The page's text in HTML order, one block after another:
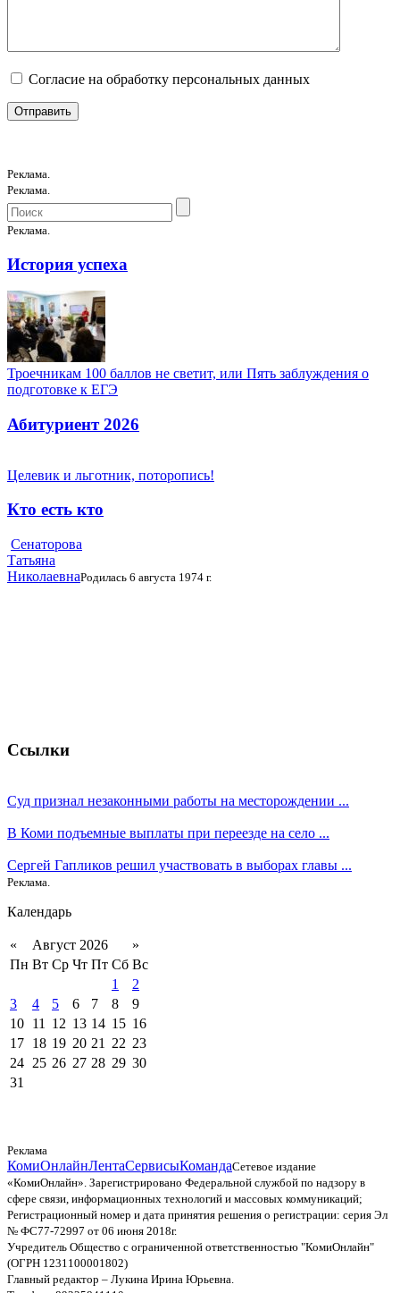
Согласие на обработку персональных данных
Реклама.
Реклама.
Реклама.
История успеха
Троечникам 100 баллов не светит, или Пять заблуждения о
подготовке к ЕГЭ
Абитуриент 2026
Целевик и льготник, поторопись!
Кто есть кто
Сенаторова
Татьяна
НиколаевнаРодилась 6 августа 1974 г.
Ссылки
Суд признал незаконными работы на месторождении ...
В Коми подъемные выплаты при переезде на село ...
Сергей Гапликов решил участвовать в выборах главы ...
Реклама.
Календарь
« Август 2026
»
Пн Вт Ср Чт Пт Сб Вс
1
2
3
4 5 6 7 8
9
10 11 12 13 14 15 16
17 18 19 20 21 22 23
24 25 26 27 28 29 30
31
Реклама
КомиОнлайнЛентаСервисыКомандаСетевое издание
«КомиОнлайн». Зарегистрировано Федеральной службой по надзору в
сфере связи, информационных технологий и массовых коммуникаций;
Регистрационный номер и дата принятия решения о регистрации: серия Эл
№ ФС77-72997 от 06 июня 2018г.
Учредитель Общество с ограниченной ответственностью "КомиОнлайн"
(ОГРН 1231100001802)
Главный редактор – Лукина Ирина Юрьевна.